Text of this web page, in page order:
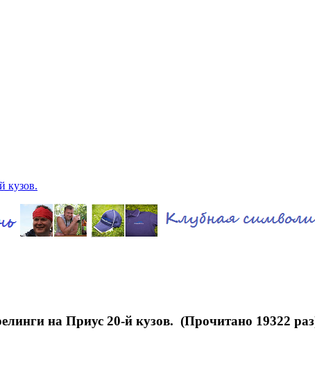
кузов.
на Приус 20-й кузов. (Прочитано 19322